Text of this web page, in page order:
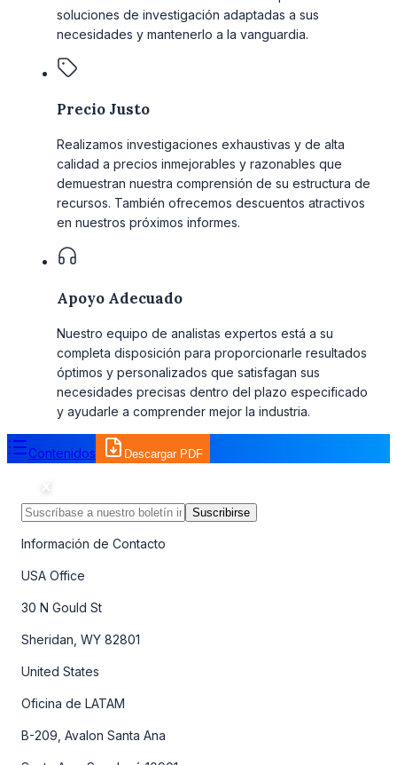
soluciones de investigación adaptadas a sus
necesidades y mantenerlo a la vanguardia.
Precio Justo
Realizamos investigaciones exhaustivas y de alta
calidad a precios inmejorables y razonables que
demuestran nuestra comprensión de su estructura de
recursos. También ofrecemos descuentos atractivos
en nuestros próximos informes.
Apoyo Adecuado
Nuestro equipo de analistas expertos está a su
completa disposición para proporcionarle resultados
óptimos y personalizados que satisfagan sus
necesidades precisas dentro del plazo especificado
y ayudarle a comprender mejor la industria.
Contenidos Descargar PDF
Suscribirse
Información de Contacto
USA Office
30 N Gould St
Sheridan, WY 82801
United States
Oficina de LATAM
B-209, Avalon Santa Ana